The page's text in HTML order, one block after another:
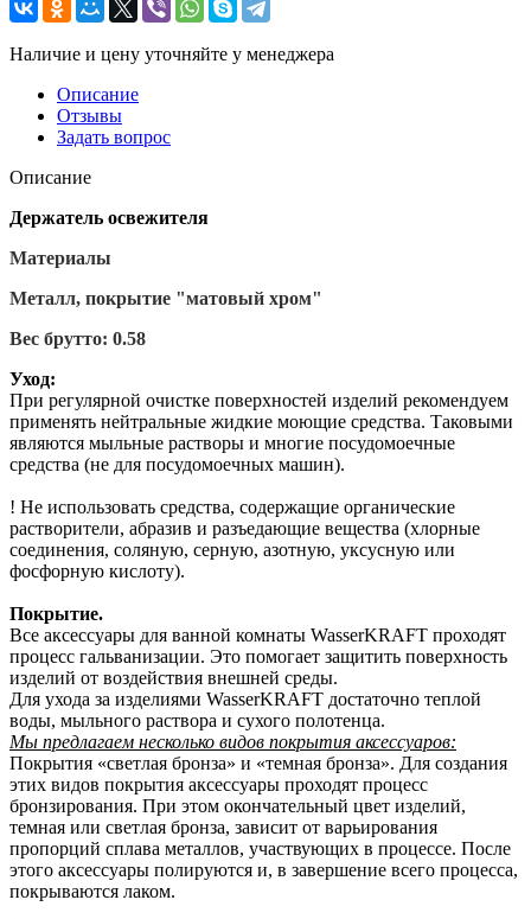
Наличие и цену уточняйте у менеджера
Описание
Отзывы
Задать вопрос
Описание
Держатель освежителя
Материалы
Металл, покрытие "матовый хром"
Вес брутто: 0.58
Уход:
При регулярной очистке поверхностей изделий рекомендуем
применять нейтральные жидкие моющие средства. Таковыми
являются мыльные растворы и многие посудомоечные
средства (не для посудомоечных машин).
! Не использовать средства, содержащие органические
растворители, абразив и разъедающие вещества (хлорные
соединения, соляную, серную, азотную, уксусную или
фосфорную кислоту).
Покрытие.
Все аксессуары для ванной комнаты WasserKRAFT проходят
процесс гальванизации. Это помогает защитить поверхность
изделий от воздействия внешней среды.
Для ухода за изделиями WasserKRAFT достаточно теплой
воды, мыльного раствора и сухого полотенца.
Мы предлагаем несколько видов покрытия аксессуаров:
Покрытия «светлая бронза» и «темная бронза». Для создания
этих видов покрытия аксессуары проходят процесс
бронзирования. При этом окончательный цвет изделий,
темная или светлая бронза, зависит от варьирования
пропорций сплава металлов, участвующих в процессе. После
этого аксессуары полируются и, в завершение всего процесса,
покрываются лаком.